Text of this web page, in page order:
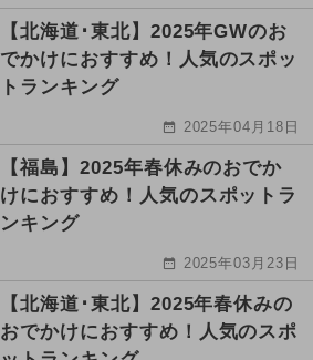
【北海道･東北】2025年GWのお
でかけにおすすめ！人気のスポッ
トランキング
2025年04月18日
【福島】2025年春休みのおでか
けにおすすめ！人気のスポットラ
ンキング
2025年03月23日
【北海道･東北】2025年春休みの
おでかけにおすすめ！人気のスポ